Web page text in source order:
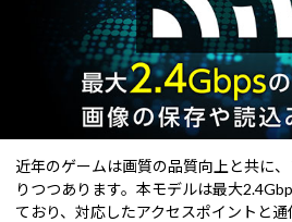
近年のゲームは画質の品質向上と共に
りつつあります。本モデルは最大
ており、対応したアクセスポイントと